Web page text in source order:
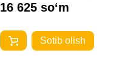
16 625 so‘m
Sotib olish